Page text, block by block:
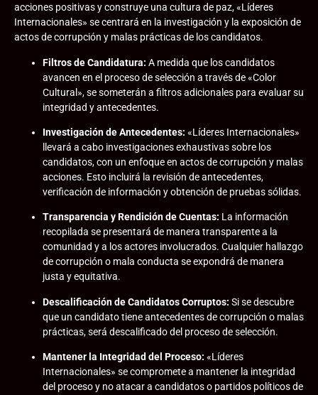
acciones positivas y construye una cultura de paz, «Líderes
Internacionales» se centrará en la investigación y la exposición de
actos de corrupción y malas prácticas de los candidatos.
Filtros de Candidatura: A medida que los candidatos
avancen en el proceso de selección a través de «Color
Cultural», se someterán a filtros adicionales para evaluar su
integridad y antecedentes.
Investigación de Antecedentes: «Líderes Internacionales»
llevará a cabo investigaciones exhaustivas sobre los
candidatos, con un enfoque en actos de corrupción y malas
acciones. Esto incluirá la revisión de antecedentes,
verificación de información y obtención de pruebas sólidas.
Transparencia y Rendición de Cuentas: La información
recopilada se presentará de manera transparente a la
comunidad y a los actores involucrados. Cualquier hallazgo
de corrupción o mala conducta se expondrá de manera
justa y equitativa.
Descalificación de Candidatos Corruptos: Si se descubre
que un candidato tiene antecedentes de corrupción o malas
prácticas, será descalificado del proceso de selección.
Mantener la Integridad del Proceso: «Líderes
Internacionales» se compromete a mantener la integridad
del proceso y no atacar a candidatos o partidos políticos de